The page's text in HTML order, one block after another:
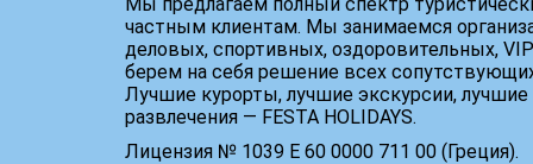
частным клиентам. Мы занимаемся
деловых, спортивных, оздоровительных,
берем на себя решение всех
Лучшие курорты, лучшие экскурсии, лучшие
развлечения — FESTA HOLIDAYS.
Лицензия № 1039 Е 60 0000 711 00 (Греция).